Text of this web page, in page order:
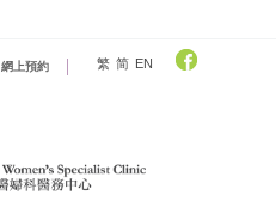
網上預約 繁 简 EN